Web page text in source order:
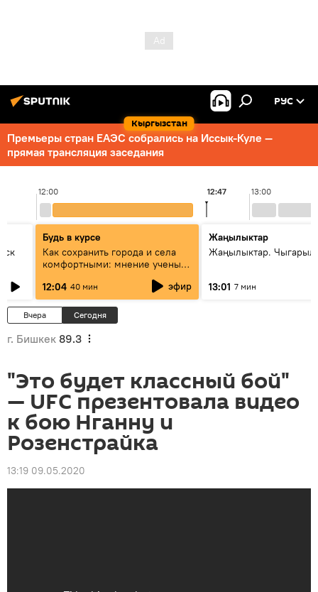
Кыргызстан
РУС
Премьеры стран ЕАЭС собрались на Иссык-Куле —
прямая трансляция заседания
12:00 13:00
12:47
Будь в курсе
Как сохранить города и села
комфортными: мнение ученых
12:04 40 мин эфир
Жаңылыктар
Жаңылыктар.
13:01 7 мин
Вчера Сегодня
г. Бишкек 89.3
"Это будет классный бой"
— UFC презентовала видео
к бою Нганну и
Розенстрайка
13:19 09.05.2020